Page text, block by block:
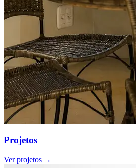
Projetos
Ver projetos →